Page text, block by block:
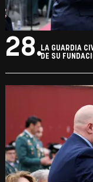
28.LA GUARDIA
DE SU